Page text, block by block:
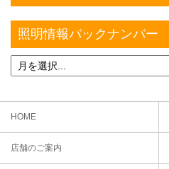
照明情報バックナンバー
HOME
店舗のご案内